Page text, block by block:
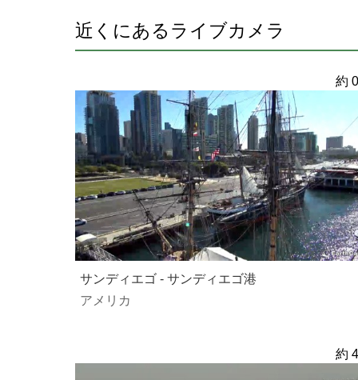
近くにあるライブカメラ
約
サンディエゴ - サンディエゴ港
アメリカ
約